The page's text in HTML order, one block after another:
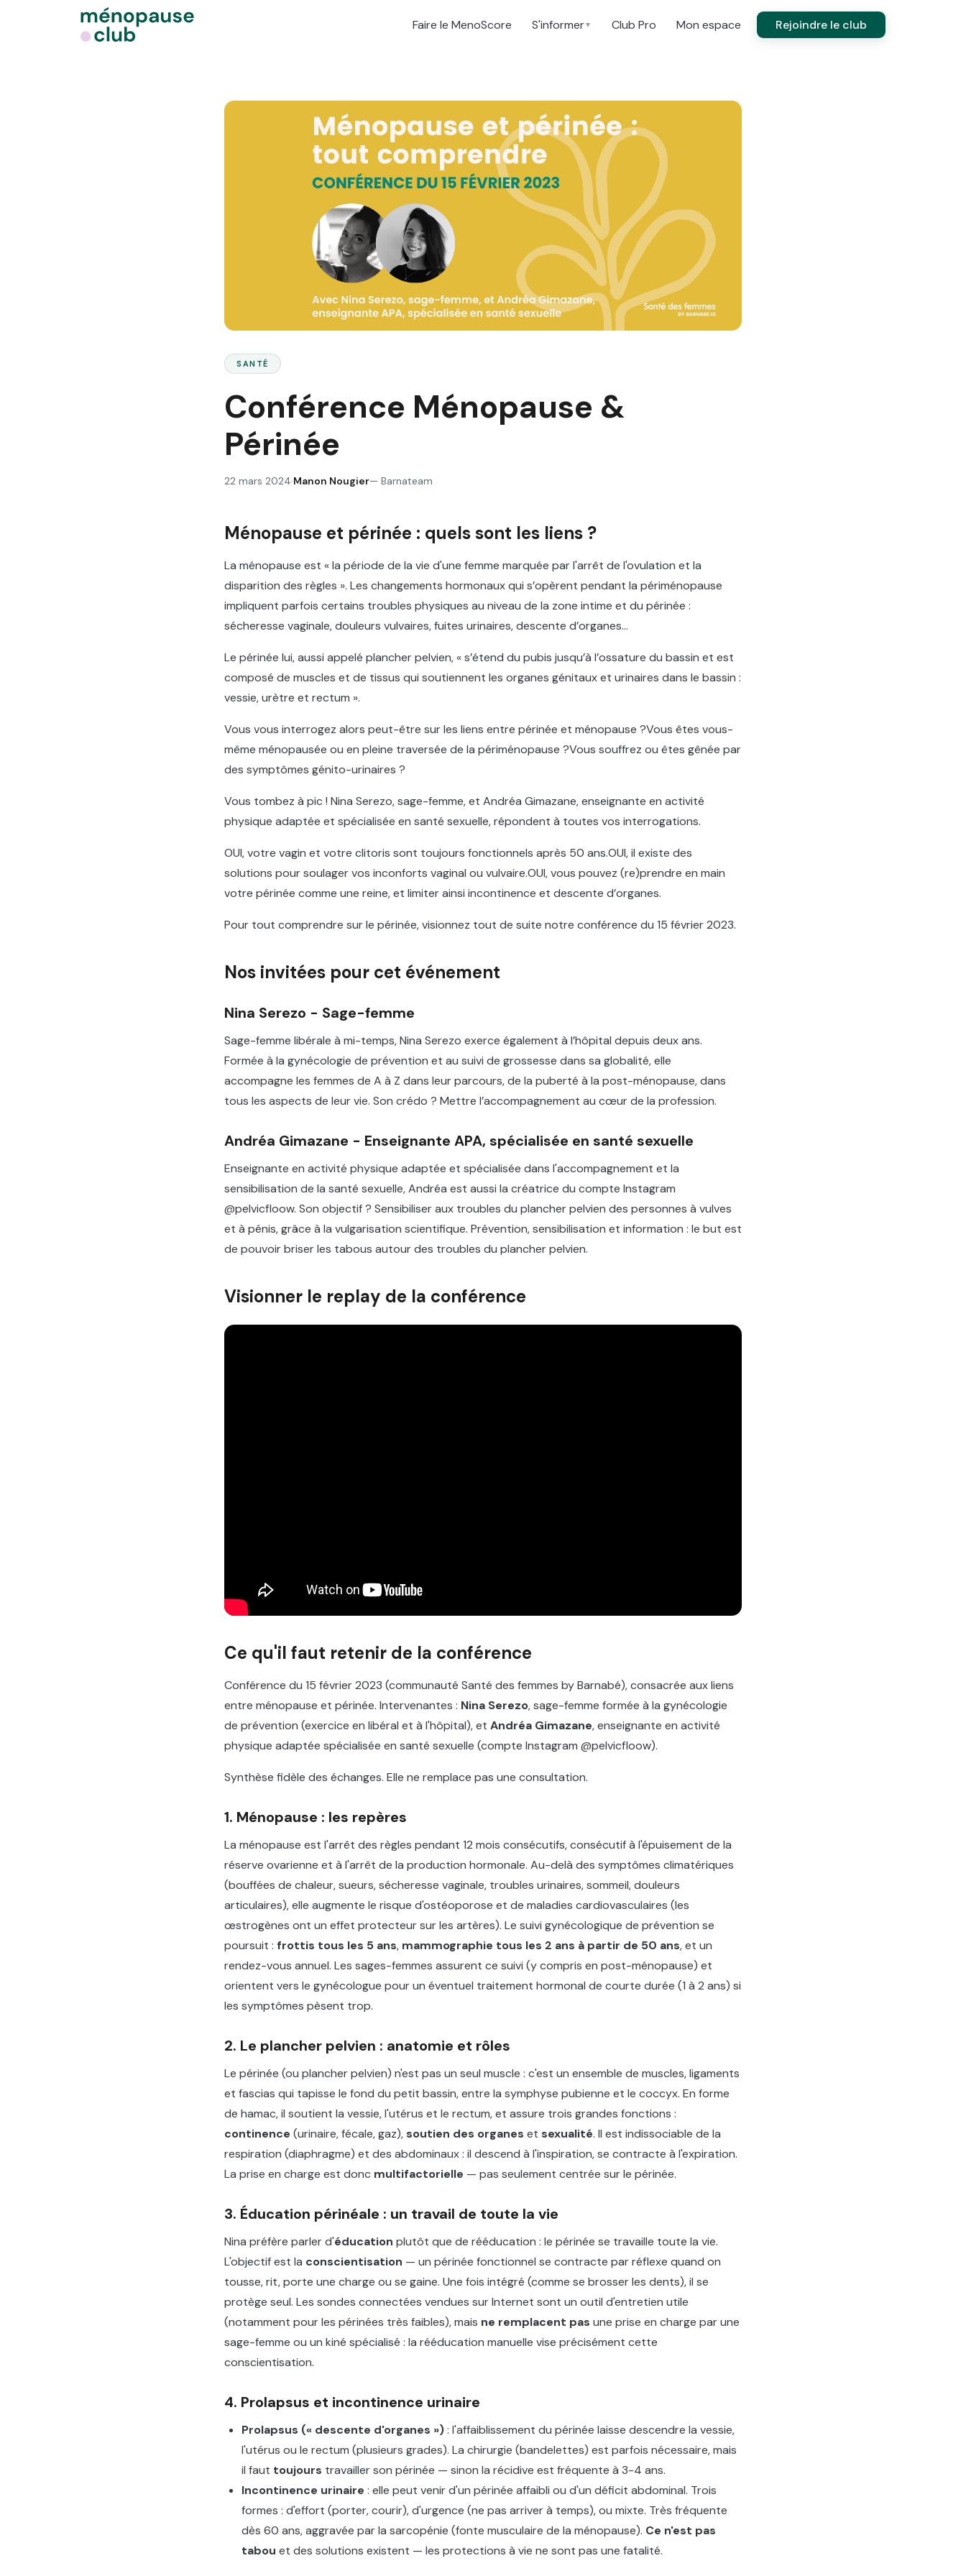
Faire le MenoScore S'informer▼ Club Pro Mon espace Rejoindre le club
SANTÉ
Conférence Ménopause &
Périnée
22 mars 2024·Manon Nougier— Barnateam
Ménopause et périnée : quels sont les liens ?
La ménopause est « la période de la vie d'une femme marquée par l'arrêt de l'ovulation et la
disparition des règles ». Les changements hormonaux qui s’opèrent pendant la périménopause
impliquent parfois certains troubles physiques au niveau de la zone intime et du périnée :
sécheresse vaginale, douleurs vulvaires, fuites urinaires, descente d’organes…
Le périnée lui, aussi appelé plancher pelvien, « s’étend du pubis jusqu’à l’ossature du bassin et est
composé de muscles et de tissus qui soutiennent les organes génitaux et urinaires dans le bassin :
vessie, urètre et rectum ».
Vous vous interrogez alors peut-être sur les liens entre périnée et ménopause ?Vous êtes vous-
même ménopausée ou en pleine traversée de la périménopause ?Vous souffrez ou êtes gênée par
des symptômes génito-urinaires ?
Vous tombez à pic ! Nina Serezo, sage-femme, et Andréa Gimazane, enseignante en activité
physique adaptée et spécialisée en santé sexuelle, répondent à toutes vos interrogations.
OUI, votre vagin et votre clitoris sont toujours fonctionnels après 50 ans.OUI, il existe des
solutions pour soulager vos inconforts vaginal ou vulvaire.OUI, vous pouvez (re)prendre en main
votre périnée comme une reine, et limiter ainsi incontinence et descente d’organes.
Pour tout comprendre sur le périnée, visionnez tout de suite notre conférence du 15 février 2023.
Nos invitées pour cet événement
Nina Serezo - Sage-femme
Sage-femme libérale à mi-temps, Nina Serezo exerce également à l’hôpital depuis deux ans.
Formée à la gynécologie de prévention et au suivi de grossesse dans sa globalité, elle
accompagne les femmes de A à Z dans leur parcours, de la puberté à la post-ménopause, dans
tous les aspects de leur vie. Son crédo ? Mettre l’accompagnement au cœur de la profession.
Andréa Gimazane - Enseignante APA, spécialisée en santé sexuelle
Enseignante en activité physique adaptée et spécialisée dans l'accompagnement et la
sensibilisation de la santé sexuelle, Andréa est aussi la créatrice du compte Instagram
@pelvicfloow. Son objectif ? Sensibiliser aux troubles du plancher pelvien des personnes à vulves
et à pénis, grâce à la vulgarisation scientifique. Prévention, sensibilisation et information : le but est
de pouvoir briser les tabous autour des troubles du plancher pelvien.
Visionner le replay de la conférence
Ce qu'il faut retenir de la conférence
Conférence du 15 février 2023 (communauté Santé des femmes by Barnabé), consacrée aux liens
entre ménopause et périnée. Intervenantes : Nina Serezo, sage-femme formée à la gynécologie
de prévention (exercice en libéral et à l'hôpital), et Andréa Gimazane, enseignante en activité
physique adaptée spécialisée en santé sexuelle (compte Instagram @pelvicfloow).
Synthèse fidèle des échanges. Elle ne remplace pas une consultation.
1. Ménopause : les repères
La ménopause est l'arrêt des règles pendant 12 mois consécutifs, consécutif à l'épuisement de la
réserve ovarienne et à l'arrêt de la production hormonale. Au-delà des symptômes climatériques
(bouffées de chaleur, sueurs, sécheresse vaginale, troubles urinaires, sommeil, douleurs
articulaires), elle augmente le risque d'ostéoporose et de maladies cardiovasculaires (les
œstrogènes ont un effet protecteur sur les artères). Le suivi gynécologique de prévention se
poursuit : frottis tous les 5 ans, mammographie tous les 2 ans à partir de 50 ans, et un
rendez-vous annuel. Les sages-femmes assurent ce suivi (y compris en post-ménopause) et
orientent vers le gynécologue pour un éventuel traitement hormonal de courte durée (1 à 2 ans) si
les symptômes pèsent trop.
2. Le plancher pelvien : anatomie et rôles
Le périnée (ou plancher pelvien) n'est pas un seul muscle : c'est un ensemble de muscles, ligaments
et fascias qui tapisse le fond du petit bassin, entre la symphyse pubienne et le coccyx. En forme
de hamac, il soutient la vessie, l'utérus et le rectum, et assure trois grandes fonctions :
continence (urinaire, fécale, gaz), soutien des organes et sexualité. Il est indissociable de la
respiration (diaphragme) et des abdominaux : il descend à l'inspiration, se contracte à l'expiration.
La prise en charge est donc multifactorielle — pas seulement centrée sur le périnée.
3. Éducation périnéale : un travail de toute la vie
Nina préfère parler d'éducation plutôt que de rééducation : le périnée se travaille toute la vie.
L'objectif est la conscientisation — un périnée fonctionnel se contracte par réflexe quand on
tousse, rit, porte une charge ou se gaine. Une fois intégré (comme se brosser les dents), il se
protège seul. Les sondes connectées vendues sur Internet sont un outil d'entretien utile
(notamment pour les périnées très faibles), mais ne remplacent pas une prise en charge par une
sage-femme ou un kiné spécialisé : la rééducation manuelle vise précisément cette
conscientisation.
4. Prolapsus et incontinence urinaire
Prolapsus (« descente d'organes »): l'affaiblissement du périnée laisse descendre la vessie,
l'utérus ou le rectum (plusieurs grades). La chirurgie (bandelettes) est parfois nécessaire, mais
il faut toujours travailler son périnée — sinon la récidive est fréquente à 3-4 ans.
Incontinence urinaire : elle peut venir d'un périnée affaibli ou d'un déficit abdominal. Trois
formes : d'effort (porter, courir), d'urgence (ne pas arriver à temps), ou mixte. Très fréquente
dès 60 ans, aggravée par la sarcopénie (fonte musculaire de la ménopause). Ce n'est pas
tabou et des solutions existent — les protections à vie ne sont pas une fatalité.